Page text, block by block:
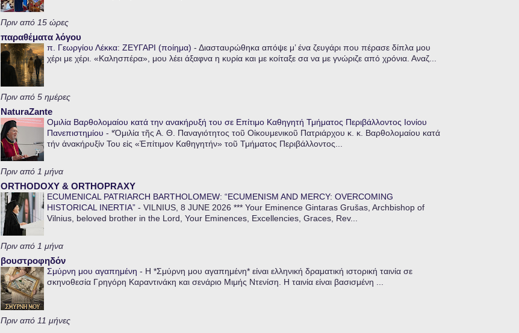
Πριν από 15 ώρες
παραθέματα λόγου
π. Γεωργίου Λέκκα: ΖΕΥΓΑΡΙ (ποίημα) - Διασταυρώθηκα απόψε μ’ ένα ζευγάρι που πέρασε δίπλα μου
χέρι με χέρι. «Καλησπέρα», μου λέει άξαφνα η κυρία και με κοίταξε σα να με γνώριζε από χρόνια. Αναζ...
Πριν από 5 ημέρες
NaturaZante
Ομιλία Βαρθολομαίου κατά την ανακήρυξή του σε Επίτιμο Καθηγητή Τμήματος Περιβάλλοντος Ιονίου
Πανεπιστημίου - *Ὁμιλία τῆς Α. Θ. Παναγιότητος τοῦ Οἰκουμενικοῦ Πατριάρχου κ. κ. Βαρθολομαίου κατά
τήν ἀνακήρυξίν Του εἰς «Ἐπίτιμον Καθηγητήν» τοῦ Τμήματος Περιβάλλοντος...
Πριν από 1 μήνα
ORTHODOXY & ORTHOPRAXY
ECUMENICAL PATRIARCH BARTHOLOMEW: “ECUMENISM AND MERCY: OVERCOMING
HISTORICAL INERTIA” - VILNIUS, 8 JUNE 2026 *** Your Eminence Gintaras Grušas, Archbishop of
Vilnius, beloved brother in the Lord, Your Eminences, Excellencies, Graces, Rev...
Πριν από 1 μήνα
βουστροφηδόν
Σμύρνη μου αγαπημένη - Η *Σμύρνη μου αγαπημένη* είναι ελληνική δραματική ιστορική ταινία σε
σκηνοθεσία Γρηγόρη Καραντινάκη και σενάριο Μιμής Ντενίση. Η ταινία είναι βασισμένη ...
Πριν από 11 μήνες